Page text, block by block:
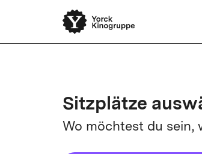
Sitzplätze
Wo möchtest du sein,